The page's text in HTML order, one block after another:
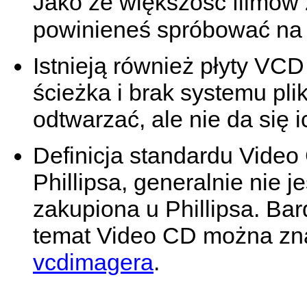
powinieneś spróbować
Istnieją również płyty
ścieżka i brak systemu
odtwarzać, ale nie da się
Definicja standardu
Phillipsa, generalnie nie
zakupiona u Phillipsa.
temat Video CD można
vcdimagera.